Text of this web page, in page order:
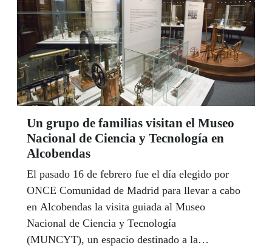
Un grupo de familias visitan el Museo
Nacional de Ciencia y Tecnología en
Alcobendas
El pasado 16 de febrero fue el día elegido por
ONCE Comunidad de Madrid para llevar a cabo
en Alcobendas la visita guiada al Museo
Nacional de Ciencia y Tecnología
(MUNCYT), un espacio destinado a la